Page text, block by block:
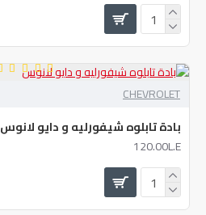
CHEVROLET
بادة تابلوه شيفورليه و دايو لانوس
120.00L.E